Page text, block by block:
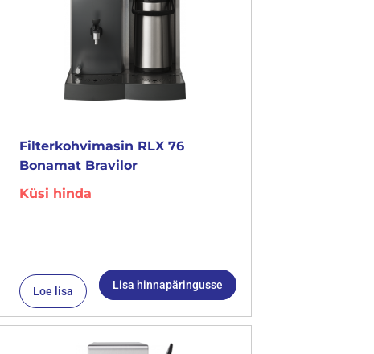
Filterkohvimasin RLX 76
Bonamat Bravilor
Küsi hinda
Loe lisa Lisa hinnapäringusse